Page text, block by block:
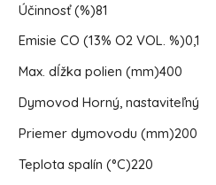
Účinnosť (%)81
Emisie CO (13% O2 VOL. %)0,1
Max. dĺžka polien (mm)400
Dymovod Horný, nastaviteľný
Priemer dymovodu (mm)200
Teplota spalín (°C)220